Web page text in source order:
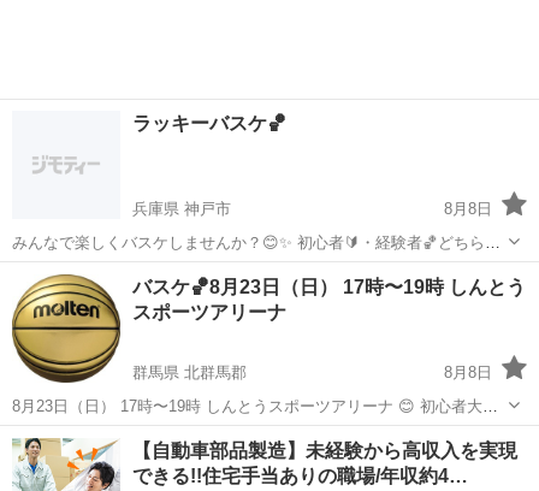
ラッキーバスケ🏀
兵庫県 神戸市
8月8日
みんなで楽しくバスケしませんか？😊✨ 初心者🔰・経験者🏀どちらも
大歓迎🙌 「運動不足を解消したい！」🏃 「バスケを久しぶりにやりた
い！」⛹️ 「友達や仲間を増やしたい！」🤝 そんな方にピッタリです😆
✨ ガチではなく、み...
兵庫 神戸市 バスケットボール バスケ
バスケ🏀8月23日（日） 17時〜19時 しんとう
スポーツアリーナ
群馬県 北群馬郡
8月8日
8月23日（日） 17時〜19時 しんとうスポーツアリーナ 😊 初心者大歓
迎🔰 お子様がミニバス始め一緒にバスケしたくなったお父さんもぜひ
👍 年齢層は高め、30歳以上60歳まで募集しております。 8月23日
（日） 1...
群馬 北群馬郡 バスケットボール
【自動車部品製造】未経験から高収入を実現
できる!!住宅手当ありの職場/年収約4…